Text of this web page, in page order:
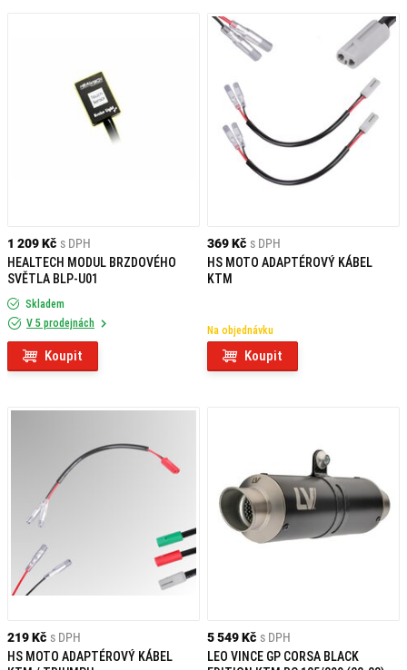
1 209 Kč s DPH
HEALTECH MODUL BRZDOVÉHO
SVĚTLA BLP-U01
Skladem
V 5 prodejnách
Koupit
369 Kč s DPH
HS MOTO ADAPTÉROVÝ KÁBEL
KTM
Na objednávku
Koupit
219 Kč s DPH
HS MOTO ADAPTÉROVÝ KÁBEL
5 549 Kč s DPH
LEO VINCE GP CORSA BLACK